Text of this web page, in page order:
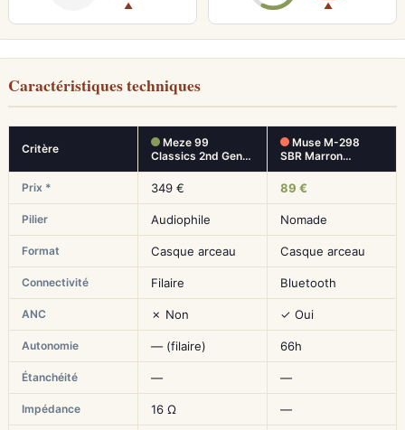
▲ ▲
Caractéristiques techniques
Critère
Meze 99
Classics 2nd Gen…
Muse M-298
SBR Marron…
Prix * 349 € 89 €
Pilier Audiophile Nomade
Format Casque arceau Casque arceau
Connectivité Filaire Bluetooth
ANC ✗ Non ✓ Oui
Autonomie — (filaire) 66h
Étanchéité — —
Impédance 16 Ω —